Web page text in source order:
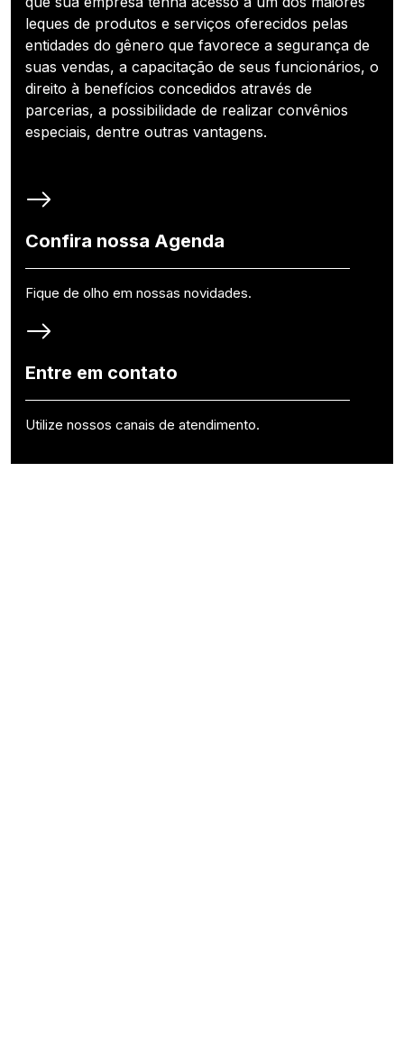
leques de produtos e serviços oferecidos pelas
entidades do gênero que favorece a segurança de
suas vendas, a capacitação de seus funcionários, o
direito à benefícios concedidos através de
parcerias, a possibilidade de realizar convênios
especiais, dentre outras vantagens.
Confira nossa Agenda
Fique de olho em nossas novidades.
Entre em contato
Utilize nossos canais de atendimento.